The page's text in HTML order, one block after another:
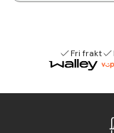
Fri frakt